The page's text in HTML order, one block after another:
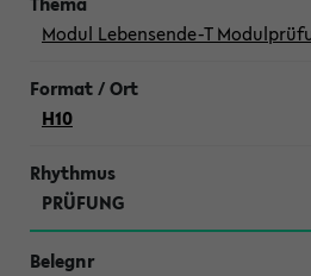
Modul Lebensende-T
H10
PRÜFUNG